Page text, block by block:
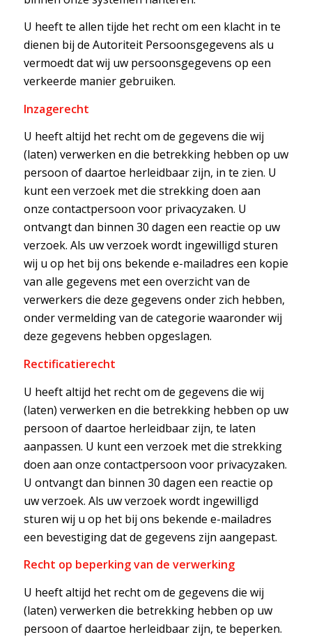
U heeft te allen tijde het recht om een klacht in te
dienen bij de Autoriteit Persoonsgegevens als u
vermoedt dat wij uw persoonsgegevens op een
verkeerde manier gebruiken.
Inzagerecht
U heeft altijd het recht om de gegevens die wij
(laten) verwerken en die betrekking hebben op uw
persoon of daartoe herleidbaar zijn, in te zien. U
kunt een verzoek met die strekking doen aan
onze contactpersoon voor privacyzaken. U
ontvangt dan binnen 30 dagen een reactie op uw
verzoek. Als uw verzoek wordt ingewilligd sturen
wij u op het bij ons bekende e-mailadres een kopie
van alle gegevens met een overzicht van de
verwerkers die deze gegevens onder zich hebben,
onder vermelding van de categorie waaronder wij
deze gegevens hebben opgeslagen.
Rectificatierecht
U heeft altijd het recht om de gegevens die wij
(laten) verwerken en die betrekking hebben op uw
persoon of daartoe herleidbaar zijn, te laten
aanpassen. U kunt een verzoek met die strekking
doen aan onze contactpersoon voor privacyzaken.
U ontvangt dan binnen 30 dagen een reactie op
uw verzoek. Als uw verzoek wordt ingewilligd
sturen wij u op het bij ons bekende e-mailadres
een bevestiging dat de gegevens zijn aangepast.
Recht op beperking van de verwerking
U heeft altijd het recht om de gegevens die wij
(laten) verwerken die betrekking hebben op uw
persoon of daartoe herleidbaar zijn, te beperken.